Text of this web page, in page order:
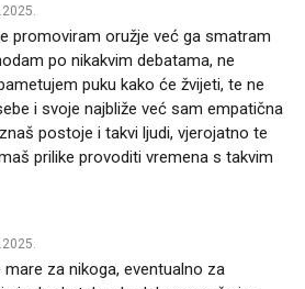
promoviram oružje već ga smatram
po nikakvim debatama, ne
puku kako će žvijeti, te ne
i svoje najbliže već sam empatična
postoje i takvi ljudi, vjerojatno te
prilike provoditi vremena s takvim
mare za nikoga, eventualno za